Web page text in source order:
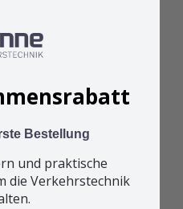
70 mm, ohne
Produkt
Bestellung
und praktische
die Verkehrstechnik